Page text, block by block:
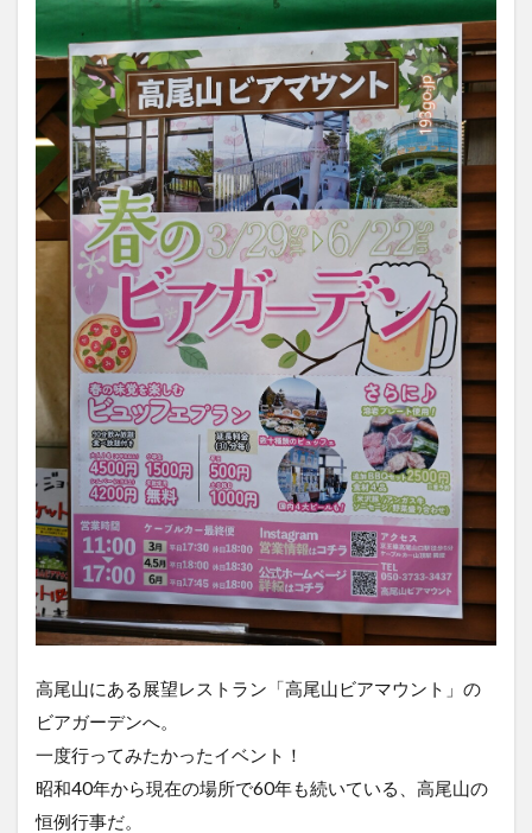
高尾山にある展望レストラン「高尾山ビアマウント」の
ビアガーデンへ。
一度行ってみたかったイベント！
昭和40年から現在の場所で60年も続いている、高尾山の
恒例行事だ。